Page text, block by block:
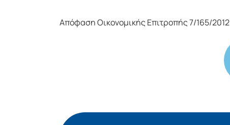
Απόφαση Οικονομικής Επιτροπής 7/165/2012